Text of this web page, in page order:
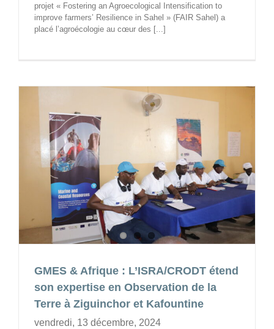
projet « Fostering an Agroecological Intensification to
improve farmers’ Resilience in Sahel » (FAIR Sahel) a
placé l’agroécologie au cœur des [...]
GMES & Afrique : L’ISRA/CRODT étend
son expertise en Observation de la
Terre à Ziguinchor et Kafountine
vendredi, 13 décembre, 2024